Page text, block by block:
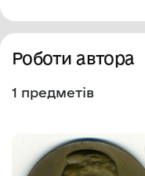
Роботи автора
1 предметів